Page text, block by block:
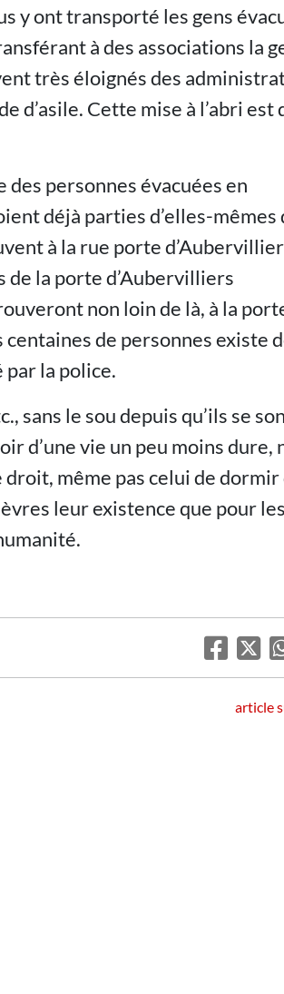
y ont transporté les gens
à des associations la
très éloignés des
d’asile. Cette mise à l’abri est
des personnes évacuées en
déjà parties d’elles-mêmes
à la rue porte
de la porte d’Aubervilliers
non loin de là, à la
de personnes existe
par la police.
sans le sou depuis qu’ils se
d’une vie un peu moins dure,
même pas celui de dormir
leur existence que pour les
article